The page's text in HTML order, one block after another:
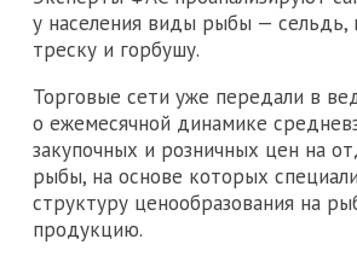
у населения виды рыбы — сельдь,
треску и горбушу.
Торговые сети уже передали в
о ежемесячной динамике
закупочных и розничных цен на
рыбы, на основе которых
структуру ценообразования на
продукцию.